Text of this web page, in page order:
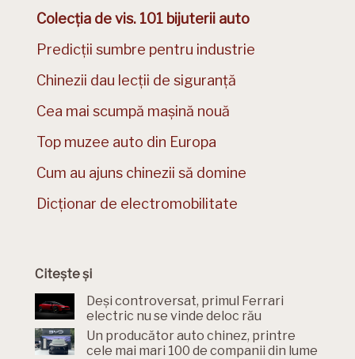
Colecția de vis. 101 bijuterii auto
Predicții sumbre pentru industrie
Chinezii dau lecții de siguranță
Cea mai scumpă mașină nouă
Top muzee auto din Europa
Cum au ajuns chinezii să domine
Dicționar de electromobilitate
Citește și
Deși controversat, primul Ferrari
electric nu se vinde deloc rău
Un producător auto chinez, printre
cele mai mari 100 de companii din lume